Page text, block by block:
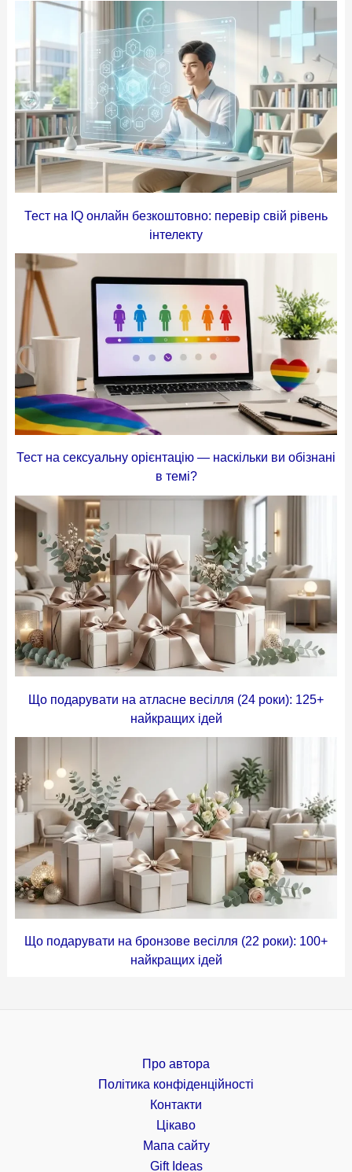
Тест на IQ онлайн безкоштовно: перевір свій рівень
інтелекту
Тест на сексуальну орієнтацію — наскільки ви обізнані
в темі?
Що подарувати на атласне весілля (24 роки): 125+
найкращих ідей
Що подарувати на бронзове весілля (22 роки): 100+
найкращих ідей
Про автора
Політика конфіденційності
Контакти
Цікаво
Мапа сайту
Gift Ideas